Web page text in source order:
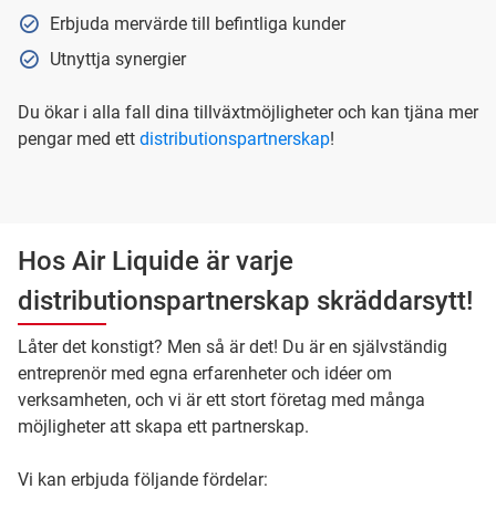
Erbjuda mervärde till befintliga kunder
Utnyttja synergier
Du ökar i alla fall dina tillväxtmöjligheter och kan tjäna mer
pengar med ett distributionspartnerskap!
Hos Air Liquide är varje
distributionspartnerskap skräddarsytt!
Låter det konstigt? Men så är det! Du är en självständig
entreprenör med egna erfarenheter och idéer om
verksamheten, och vi är ett stort företag med många
möjligheter att skapa ett partnerskap.
Vi kan erbjuda följande fördelar: